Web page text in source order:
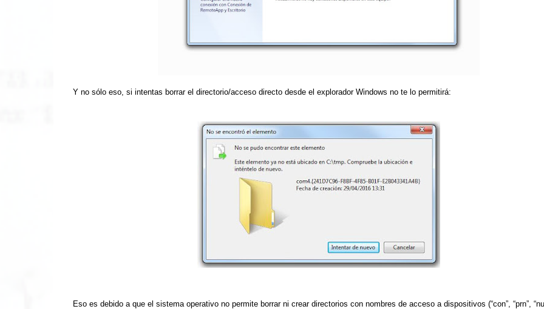
Y no sólo eso, si intentas borrar el directorio/acceso directo desde el explorador Windows no te lo permitirá:
Eso es debido a que el sistema operativo no permite borrar ni creardirectorios con nombres de acceso a dispositivos (“con”, “prn”,